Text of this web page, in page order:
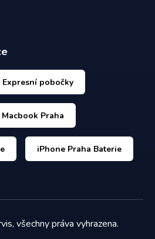
Expresní pobočky
Macbook Praha
iPhone Praha Baterie
všechny práva vyhrazena.